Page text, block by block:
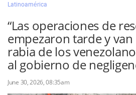
Classifieds
Categorías
Iniciar sesión con
Latinoamérica
“Las operaciones de
empezaron tarde y van
rabia de los
al gobierno de
June 30, 2026, 08:35am